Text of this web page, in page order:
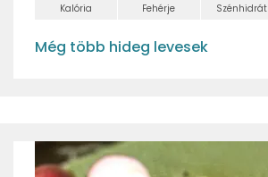
Kalória Fehérje Szénhidrát
Még több hideg levesek